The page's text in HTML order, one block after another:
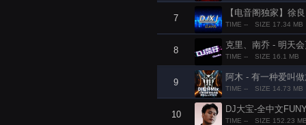
7
【电音阁独家】徐
TIME -- SIZE 17.34 MB
8
克里、南乔 - 明天
TIME -- SIZE 16.1 MB
9
阿木 - 有一种爱叫
TIME -- SIZE 14.73 MB
10
DJ大宝-全中文
TIME -- SIZE 152.23